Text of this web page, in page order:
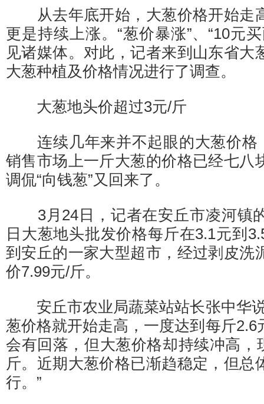
从去年底开始，大葱价格开始走
更是持续上涨。“葱价暴涨”、“10元
见诸媒体。对此，记者来到山东省大
大葱种植及价格情况进行了调查。
大葱地头价超过3元/斤
连续几年来并不起眼的大葱价格
销售市场上一斤大葱的价格已经七八
调侃“向钱葱”又回来了。
3月24日，记者在安丘市凌河镇
日大葱地头批发价格每斤在3.1元到
到安丘的一家大型超市，经过剥皮洗
价7.99元/斤。
安丘市农业局蔬菜站站长张中华说
葱价格就开始走高，一度达到每斤2.6
会有回落，但大葱价格却持续冲高，
斤。近期大葱价格已渐趋稳定，但总
行。”